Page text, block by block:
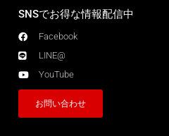
SNSでお得な情報配信中
Facebook
LINE@
YouTube
お問い合わせ